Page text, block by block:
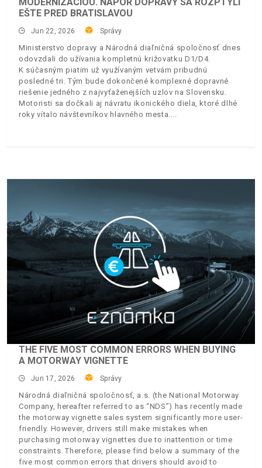
EŠTE PRED BRATISLAVOU
Jun 22, 2026 Správy
Ministerstvo dopravy a Národná diaľničná spoločnosť dnes
odovzdali do užívania kompletnú križovatku D1/D4.
K súčasným piatim už využívaným vetvám pribudnú
posledné tri. Tým bude dokončené komplexné dopravné
riešenie jedného z najvyťaženejších uzlov na Slovensku.
Motoristi sa dočkali aj návratu ikonického diela, ktoré dlhé
roky vítalo návštevníkov hlavného mesta.
THE FIVE MOST COMMON ERRORS WHEN BUYING
A MOTORWAY VIGNETTE
Jun 17, 2026 Správy
Národná diaľničná spoločnosť, a.s. (the National Motorway
Company, hereafter referred to as “NDS”) has recently made
the motorway vignette sales system significantly more user-
friendly. However, drivers still make mistakes when
purchasing motorway vignettes due to inattention or time
constraints. Therefore, please find below a summary of the
five most common errors that drivers should avoid to